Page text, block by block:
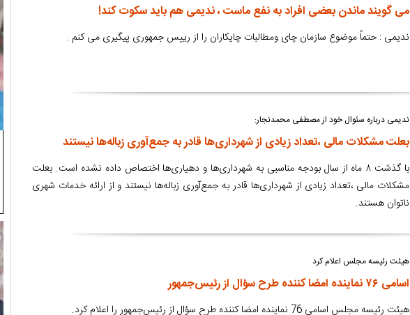
می گویند ماندن بعضی افراد به نفع ماست ، ندیمی هم باید سکوت کند!
ندیمی : حتماً موضوع سازمان چای ومطالبات چایکاران را از رییس جمهوری پیگیری می کنم .
ندیمی درباره سئوال خود از مصطفی محمدنجار:
بعلت مشکلات مالی ،تعداد زیادی از شهرداری‌ها قادر به جمع‌آوری زباله‌ها نیستند
با گذشت ۸ ماه از سال بودجه مناسبی به شهرداری‌ها و دهیاری‌ها اختصاص داده نشده است. بعلت
مشکلات مالی ،تعداد زیادی از شهرداری‌ها قادر به جمع‌آوری زباله‌ها نیستند و از ارائه خدمات شهری
ناتوان هستند.
هیئت رئیسه مجلس اعلام کرد
اسامی ۷۶ نماینده امضا کننده طرح سؤال از رئیس‌جمهور
هیئت رئیسه مجلس اسامی 76 نماینده امضا کننده طرح سؤال از رئیس‌جمهور را اعلام کرد.